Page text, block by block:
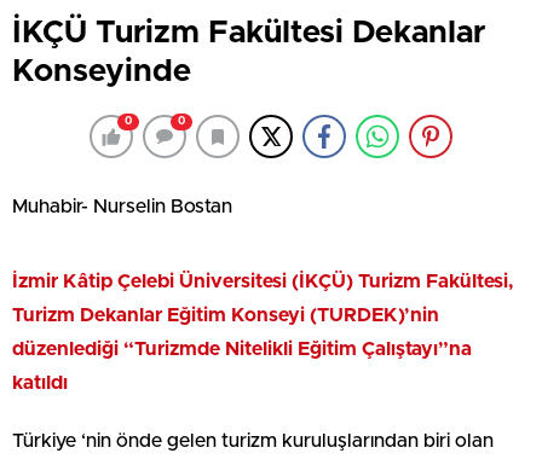
İKÇÜ Turizm Fakültesi Dekanlar
Konseyinde
0 0
Muhabir- Nurselin Bostan
İzmir Kâtip Çelebi Üniversitesi (İKÇÜ) Turizm Fakültesi,
Turizm Dekanlar Eğitim Konseyi (TURDEK)’nin
düzenlediği “Turizmde Nitelikli Eğitim Çalıştayı”na
katıldı
Türkiye ‘nin önde gelen turizm kuruluşlarından biri olan